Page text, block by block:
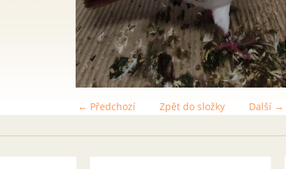
← Předchozí Další →
Zpět do složky